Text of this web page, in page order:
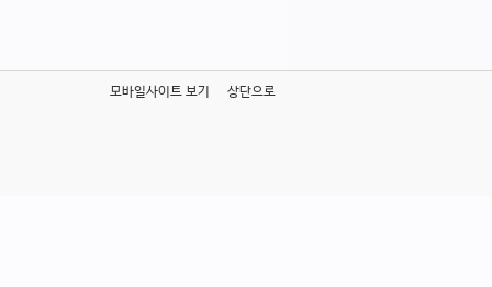
상단으로
모바일사이트 보기